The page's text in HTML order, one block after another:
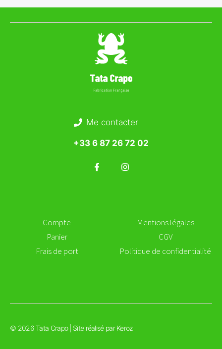
Me contacter
+33 6 87 26 72 02
Compte
Panier
Frais de port
Mentions légales
CGV
Politique de confidentialité
© 2026 Tata Crapo | Site réalisé parKeroz